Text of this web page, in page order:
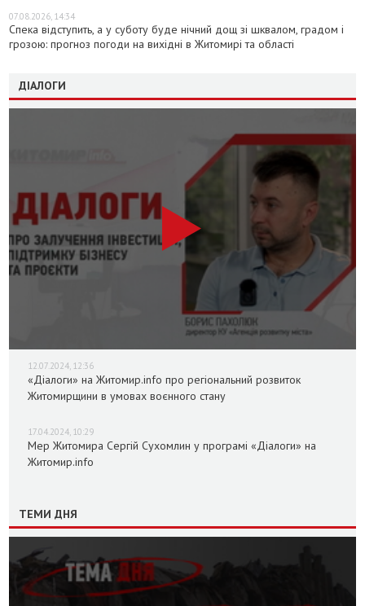
07.08.2026, 14:34
Спека відступить, а у суботу буде нічний дощ зі шквалом, градом і
грозою: прогноз погоди на вихідні в Житомирі та області
ДІАЛОГИ
12.07.2024, 12:36
«Діалоги» на Житомир.info про регіональний розвиток
Житомирщини в умовах воєнного стану
17.04.2024, 10:29
Мер Житомира Сергій Сухомлин у програмі «Діалоги» на
Житомир.info
ТЕМИ ДНЯ